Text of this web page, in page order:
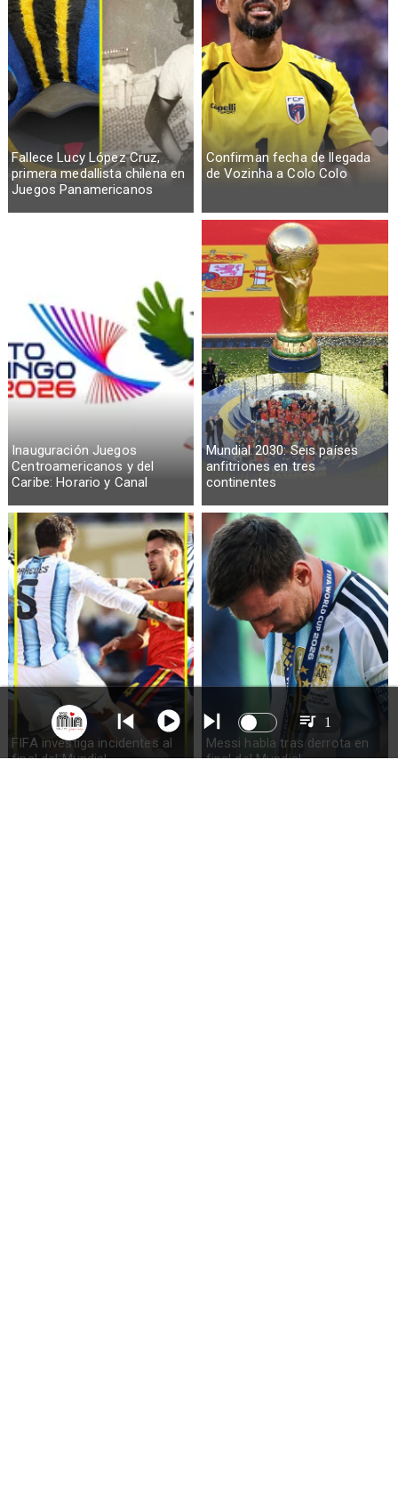
Fallece Lucy López Cruz,
primera medallista chilena en
Juegos Panamericanos
Confirman fecha de llegada
de Vozinha a Colo Colo
Inauguración Juegos
Centroamericanos y del
Caribe: Horario y Canal
Mundial 2030: Seis países
anfitriones en tres
continentes
FIFA investiga incidentes al
final del Mundial
Messi habla tras derrota en
final del Mundial
1